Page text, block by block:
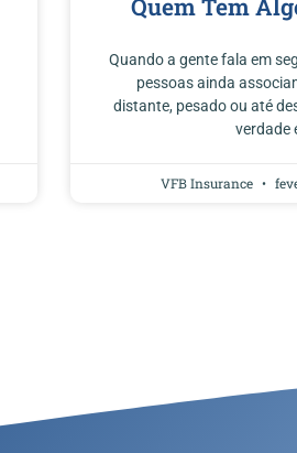
Quem Tem
Quando a gente fala em
pessoas ainda
distante, pesado ou até
verdade
VFB Insurance